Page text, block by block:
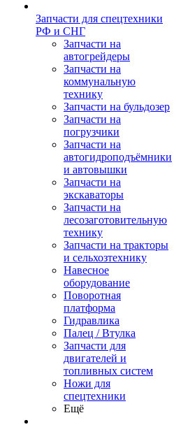
Запчасти для спецтехники
РФ и СНГ
Запчасти на
автогрейдеры
Запчасти на
коммунальную
технику
Запчасти на бульдозер
Запчасти на
погрузчики
Запчасти на
автогидроподъёмники
и автовышки
Запчасти на
экскаваторы
Запчасти на
лесозаготовительную
технику
Запчасти на тракторы
и сельхозтехнику
Навесное
оборудование
Поворотная
платформа
Гидравлика
Палец / Втулка
Запчасти для
двигателей и
топливных систем
Ножи для
спецтехники
Ещё